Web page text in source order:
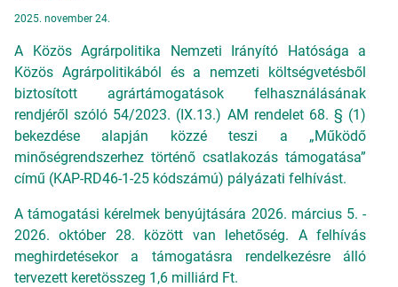
2025. november 24.
A Közös Agrárpolitika Nemzeti Irányító Hatósága a
Közös Agrárpolitikából és a nemzeti költségvetésből
biztosított agrártámogatások felhasználásának
rendjéről szóló 54/2023. (IX.13.) AM rendelet 68. § (1)
bekezdése alapján közzé teszi a „Működő
minőségrendszerhez történő csatlakozás támogatása”
című (KAP-RD46-1-25 kódszámú) pályázati felhívást.
A támogatási kérelmek benyújtására 2026. március 5. -
2026. október 28. között van lehetőség. A felhívás
meghirdetésekor a támogatásra rendelkezésre álló
tervezett keretösszeg 1,6 milliárd Ft.